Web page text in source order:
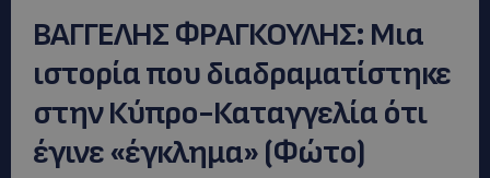
ΒΑΓΓΕΛΗΣ ΦΡΑΓΚΟΥΛΗΣ: Μια
ιστορία που διαδραματίστηκε
στην Κύπρο-Καταγγελία ότι
έγινε «έγκλημα» (Φώτο)